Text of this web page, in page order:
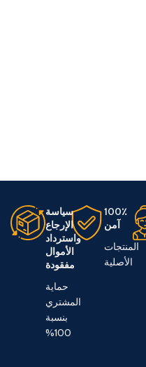
100٪
آمن
المنتجات
الأصلية
سياسة
الإرجاع
واسترداد
الأموال
مفقودة
حماية
المشتري
بنسبة
100%